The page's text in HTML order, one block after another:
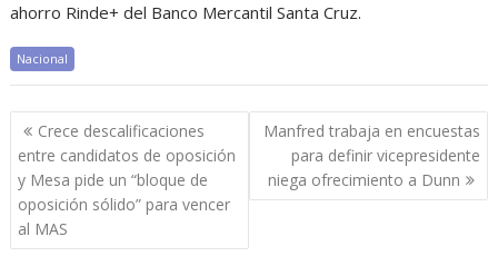
ahorro Rinde+ del Banco Mercantil Santa Cruz.
Nacional
Navegación
de
entradas
Crece descalificaciones
entre candidatos de oposición
y Mesa pide un “bloque de
oposición sólido” para vencer
al MAS
Manfred trabaja en encuestas
para definir vicepresidente
niega ofrecimiento a Dunn